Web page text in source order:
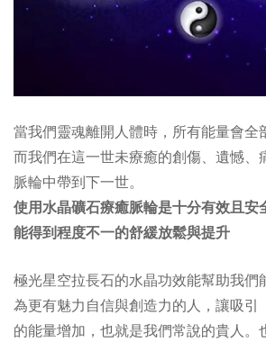
當我們靈魂離開人體時，所有能量會全
而我們在這一世未療癒的創傷、遺憾、
脈輪中帶到下一世。
使用水晶礦石療癒脈輪是十分有效且安
能得到程度不一的舒緩放鬆與提升
極光星空拉長石的水晶功效能幫助我們
為更有魅力自信與創造力的人，讓吸引
的能量增加，也就是我們常說的貴人。